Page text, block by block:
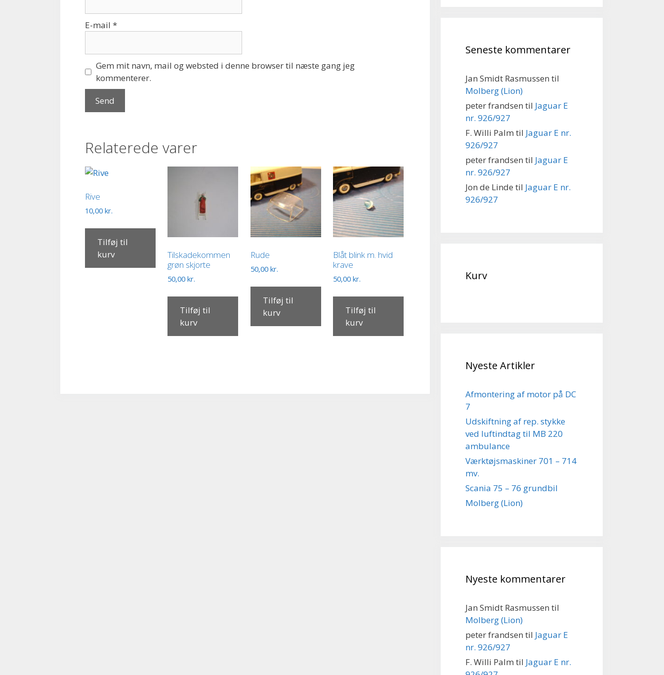
E-mail *
Gem mit navn, mail og websted i denne browser til næste gang jeg
kommenterer.
Relaterede varer
Rive
10,00 kr.
Tilføj til
kurv
Tilskadekommen
grøn skjorte
50,00kr.
Tilføj til
kurv
Rude
50,00 kr.
Tilføj til
kurv
Blåt blink m. hvid
krave
50,00kr.
Tilføj til
kurv
Seneste kommentarer
Jan Smidt Rasmussen til
Molberg (Lion)
peter frandsen til Jaguar E
nr. 926/927
F. Willi Palm til Jaguar E nr.
926/927
peter frandsen til Jaguar E
nr. 926/927
Jon de Linde til Jaguar E nr.
926/927
Kurv
Nyeste Artikler
Afmontering af motor på DC
7
Udskiftning af rep. stykke
ved luftindtag til MB 220
ambulance
Værktøjsmaskiner 701 – 714
mv.
Scania 75 – 76 grundbil
Molberg (Lion)
Nyeste kommentarer
Jan Smidt Rasmussen til
Molberg (Lion)
peter frandsen til Jaguar E
nr. 926/927
F. Willi Palm til Jaguar E nr.